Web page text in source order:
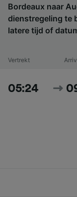
Bordeaux naar
dienstregeling te
latere tijd of
Vertrekt
05:24